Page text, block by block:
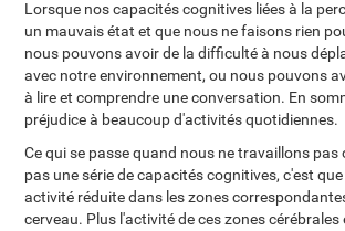
Lorsque nos capacités cognitives liées à la
un mauvais état et que nous ne faisons rien
nous pouvons avoir de la difficulté à nous
avec notre environnement, ou nous pouvons
à lire et comprendre une conversation. En
préjudice à beaucoup d'activités quotidiennes.
Ce qui se passe quand nous ne travaillons pas
pas une série de capacités cognitives, c'est
activité réduite dans les zones
cerveau. Plus l'activité de ces zones